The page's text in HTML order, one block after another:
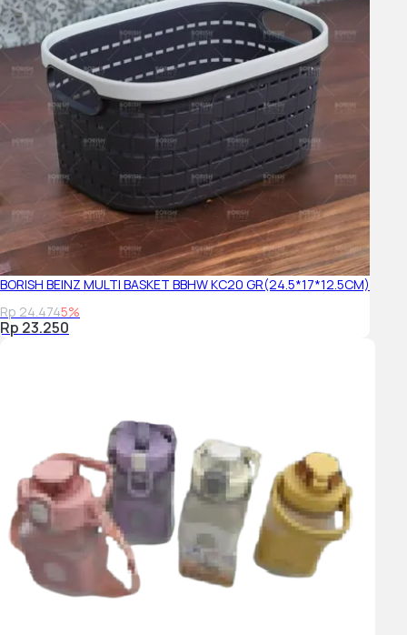
BORISH BEINZ MULTI BASKET BBHW KC20 GR(24.5*17*12.5CM)
Rp 24.4745%
Rp 23.250